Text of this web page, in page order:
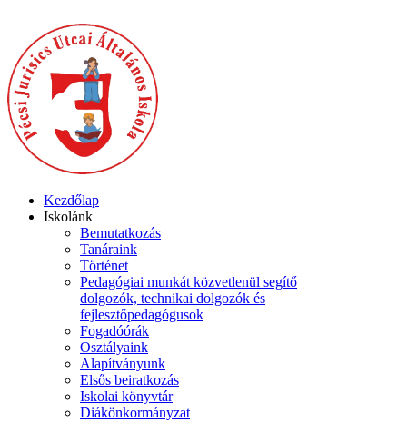
Kezdőlap
Iskolánk
Bemutatkozás
Tanáraink
Történet
Pedagógiai munkát közvetlenül segítő
dolgozók, technikai dolgozók és
fejlesztőpedagógusok
Fogadóórák
Osztályaink
Alapítványunk
Elsős beiratkozás
Iskolai könyvtár
Diákönkormányzat